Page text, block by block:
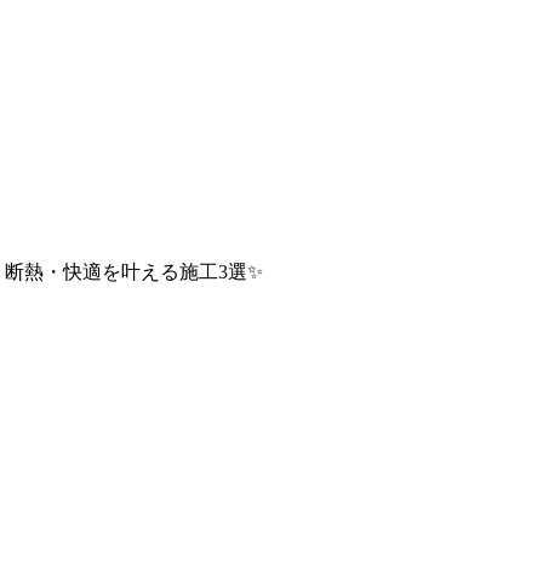
熱・快適を叶える施工3選✨